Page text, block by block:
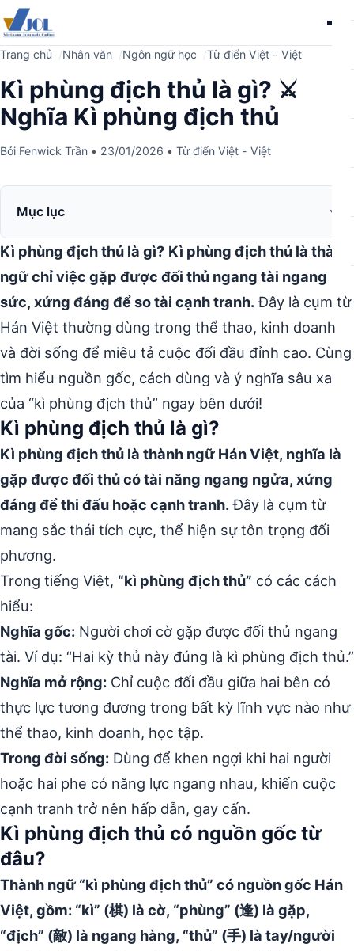
Trang chủ Nhân văn Ngôn ngữ học Từ điển Việt - Việt
Kì phùng địch thủ là gì? ⚔️
Nghĩa Kì phùng địch thủ
Bởi Fenwick Trần • 23/01/2026 • Từ điển Việt - Việt
Mục lục
Kì phùng địch thủ là gì? Kì phùng địch thủ là thành
ngữ chỉ việc gặp được đối thủ ngang tài ngang
sức, xứng đáng để so tài cạnh tranh.Đây là cụm từ
Hán Việt thường dùng trong thể thao, kinh doanh
và đời sống để miêu tả cuộc đối đầu đỉnh cao. Cùng
tìm hiểu nguồn gốc, cách dùng và ý nghĩa sâu xa
của “kì phùng địch thủ” ngay bên dưới!
Kì phùng địch thủ là gì?
Kì phùng địch thủ là thành ngữ Hán Việt, nghĩa là
gặp được đối thủ có tài năng ngang ngửa, xứng
đáng để thi đấu hoặc cạnh tranh.Đây là cụm từ
mang sắc thái tích cực, thể hiện sự tôn trọng đối
phương.
Trong tiếng Việt, “kì phùng địch thủ” có các cách
hiểu:
Nghĩa gốc: Người chơi cờ gặp được đối thủ ngang
tài. Ví dụ: “Hai kỳ thủ này đúng là kì phùng địch thủ.”
Nghĩa mở rộng: Chỉ cuộc đối đầu giữa hai bên có
thực lực tương đương trong bất kỳ lĩnh vực nào như
thể thao, kinh doanh, học tập.
Trong đời sống: Dùng để khen ngợi khi hai người
hoặc hai phe có năng lực ngang nhau, khiến cuộc
cạnh tranh trở nên hấp dẫn, gay cấn.
Kì phùng địch thủ có nguồn gốc từ
đâu?
Thành ngữ “kì phùng địch thủ” có nguồn gốc Hán
Việt, gồm: “kì” (棋) là cờ, “phùng” (逢) là gặp,
“địch” (敵) là ngang hàng, “thủ” (手) là tay/người